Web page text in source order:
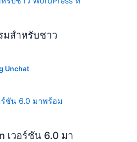
มสำหรับชาว
Unchat
เวอร์ชัน 6.0 มา